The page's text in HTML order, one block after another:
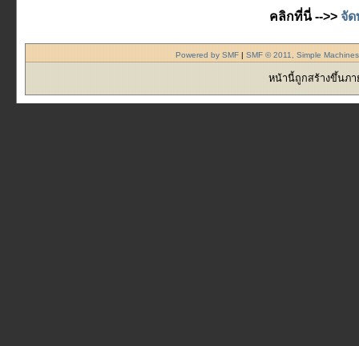
คลิกที่นี่ -->>จัด
Powered by SMF |SMF © 2011, Simple Machines
หน้านี้ถูกสร้างขึ้นภา